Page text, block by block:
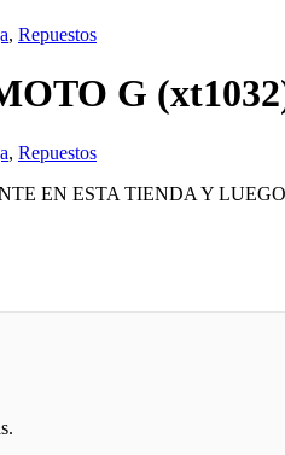
, Repuestos
G
, Repuestos
EN ESTA TIENDA Y